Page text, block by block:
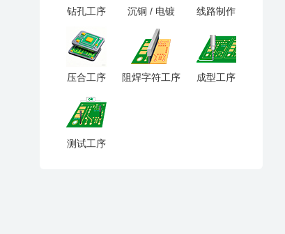
钻孔工序 沉铜 / 电镀 线路制作
压合工序 阻焊字符工序 成型工序
测试工序